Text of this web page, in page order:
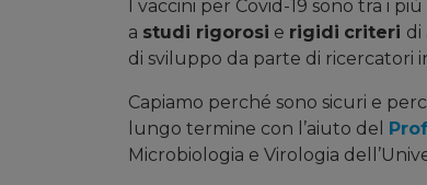
I vaccini per Covid-19 sono tra i più
a studi rigorosi e rigidi criteri di
di sviluppo da parte di ricercatori
Capiamo perché sono sicuri e
lungo termine con l’aiuto del
Microbiologia e Virologia